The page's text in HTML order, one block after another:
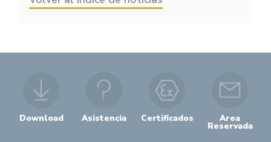
Download Asistencia Certificados Area
Reservada